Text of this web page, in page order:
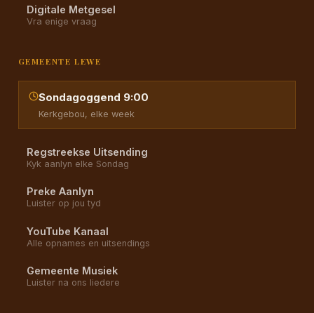
Digitale Metgesel
Vra enige vraag
GEMEENTE LEWE
Sondagoggend 9:00
Kerkgebou, elke week
Regstreekse Uitsending
Kyk aanlyn elke Sondag
Preke Aanlyn
Luister op jou tyd
YouTube Kanaal
Alle opnames en uitsendings
Gemeente Musiek
Luister na ons liedere